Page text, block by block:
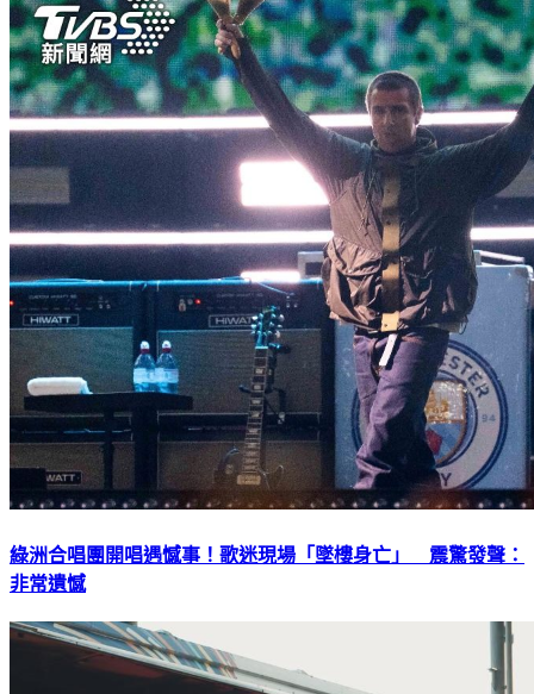
綠洲合唱團開唱遇憾事！歌迷現場「墜樓身亡」 震驚發聲：
非常遺憾